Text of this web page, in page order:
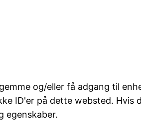
og/eller få adgang til
ID'er på dette websted.
egenskaber.